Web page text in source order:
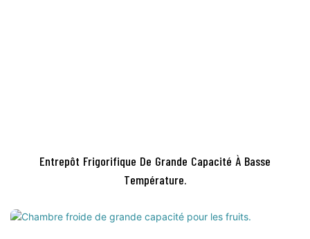
Entrepôt Frigorifique De Grande Capacité À Basse
Température.